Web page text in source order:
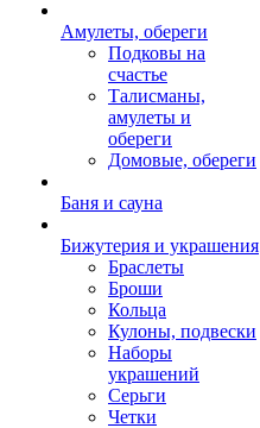
Амулеты, обереги
Подковы на
счастье
Талисманы,
амулеты и
обереги
Домовые, обереги
Баня и сауна
Бижутерия и украшения
Браслеты
Броши
Кольца
Кулоны, подвески
Наборы
украшений
Серьги
Четки